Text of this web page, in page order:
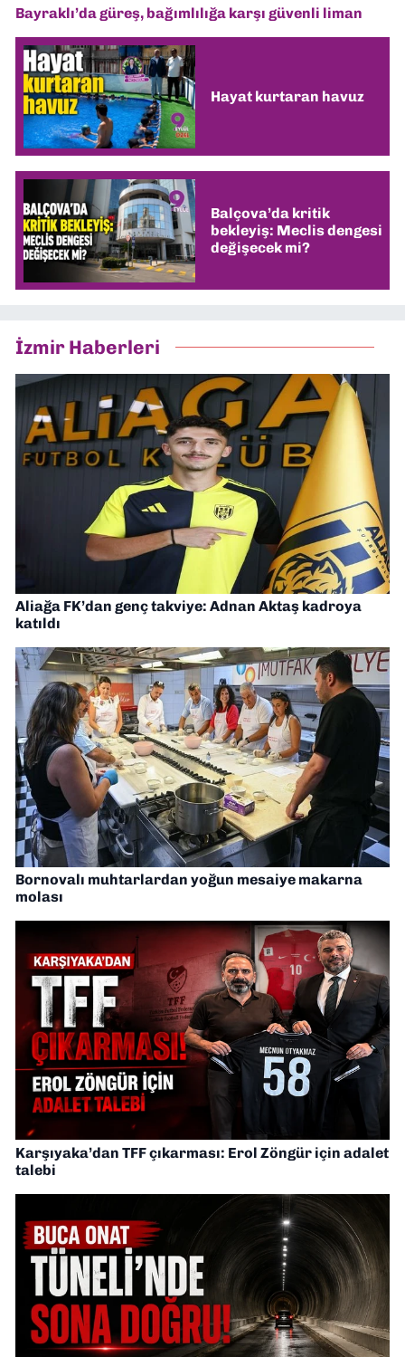
Bayraklı’da güreş, bağımlılığa karşı güvenli liman
Hayat kurtaran havuz
Balçova’da kritik
bekleyiş: Meclis dengesi
değişecek mi?
İzmir Haberleri
Aliağa FK’dan genç takviye: Adnan Aktaş kadroya
katıldı
Bornovalı muhtarlardan yoğun mesaiye makarna
molası
Karşıyaka’dan TFF çıkarması: Erol Zöngür için adalet
talebi